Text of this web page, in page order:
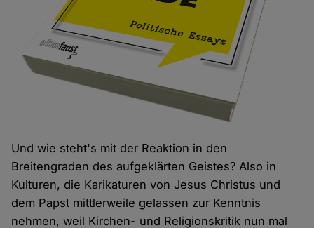
Und wie steht's mit der Reaktion in den
Breitengraden des aufgeklärten Geistes? Also in
Kulturen, die Karikaturen von Jesus Christus und
dem Papst mittlerweile gelassen zur Kenntnis
nehmen, weil Kirchen- und Religionskritik nun mal